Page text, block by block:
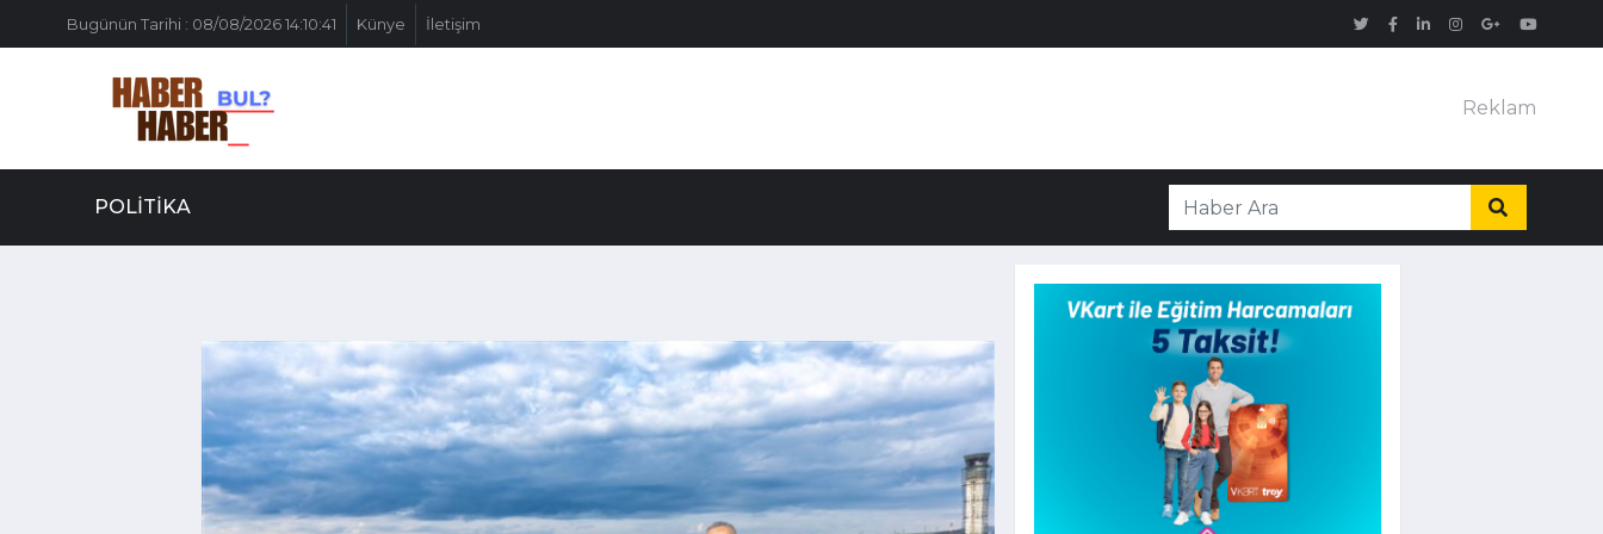
Bugünün Tarihi : 08/08/2026 14:10:41 Künye İletişim
Reklam
POLITIKA